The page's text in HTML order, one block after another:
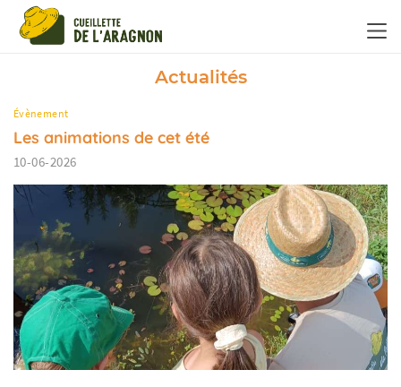
Actualités
Évènement
Les animations de cet été
10-06-2026
Panneau de gestion des cookies